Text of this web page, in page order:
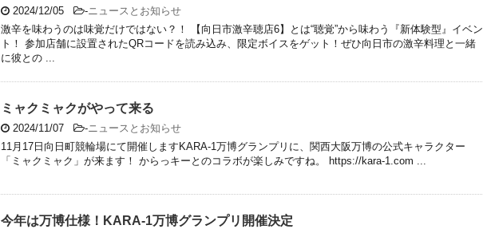
2024/12/05 -ニュースとお知らせ
激辛を味わうのは味覚だけではない？！ 【向日市激辛聴店6】とは“聴覚”から味わう『新体験型』イベン
ト！ 参加店舗に設置されたQRコードを読み込み、限定ボイスをゲット！ぜひ向日市の激辛料理と一緒
に彼との ...
ミャクミャクがやって来る
2024/11/07 -ニュースとお知らせ
11月17日向日町競輪場にて開催しますKARA-1万博グランプリに、関西大阪万博の公式キャラクター
「ミャクミャク」が来ます！ からっキーとのコラボが楽しみですね。 https://kara-1.com ...
今年は万博仕様！KARA-1万博グランプリ開催決定